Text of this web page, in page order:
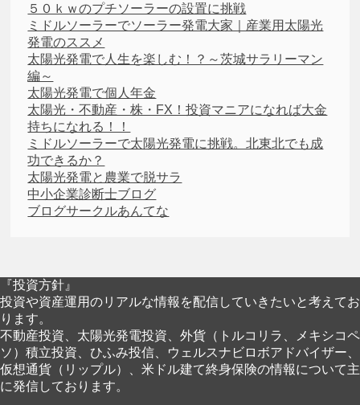
５０ｋｗのプチソーラーの設置に挑戦
ミドルソーラーでソーラー発電大家｜産業用太陽光
発電のススメ
太陽光発電で人生を楽しむ！？～茨城サラリーマン
編～
太陽光発電で個人年金
太陽光・不動産・株・FX！投資マニアになれば大金
持ちになれる！！
ミドルソーラーで太陽光発電に挑戦。北東北でも成
功できるか？
太陽光発電と農業で脱サラ
中小企業診断士ブログ
ブログサークルあんてな
『投資方針』
投資や資産運用のリアルな情報を配信していきたいと考えてお
ります。
不動産投資、太陽光発電投資、外貨（トルコリラ、メキシコペ
ソ）積立投資、ひふみ投信、ウェルスナビロボアドバイザー、
仮想通貨（リップル）、米ドル建て終身保険の情報について主
に発信しております。